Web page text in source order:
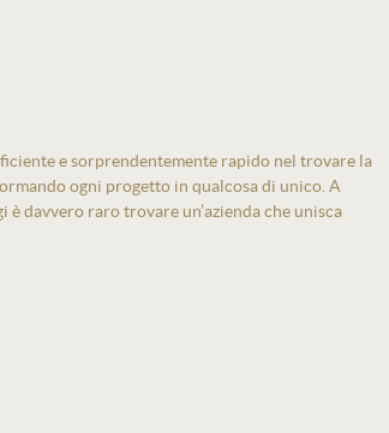
e sorprendentemente rapido nel trovare la
ogni progetto in qualcosa di unico. A
davvero raro trovare un’azienda che unisca